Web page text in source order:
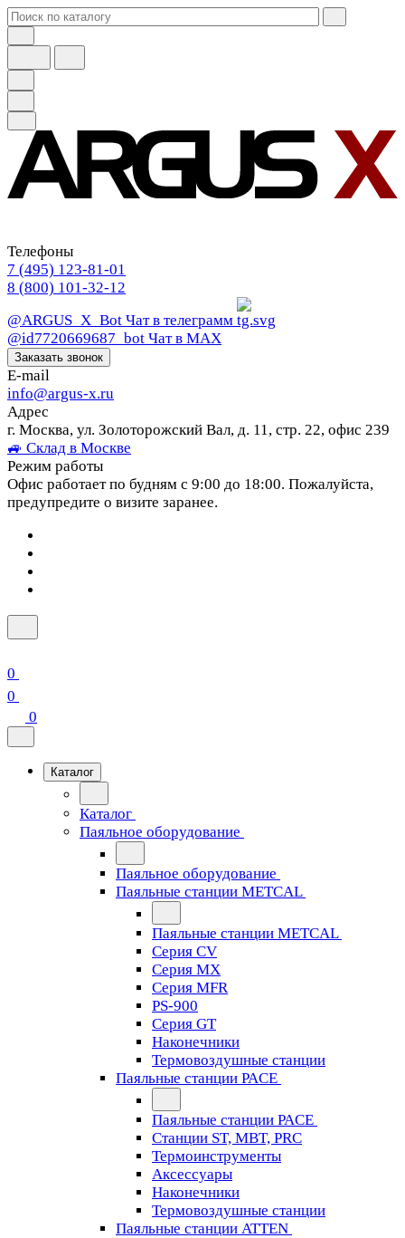
Телефоны
7 (495) 123-81-01
8 (800) 101-32-12
@ARGUS_X_Bot Чат в телеграмм
@id7720669687_bot Чат в МАХ
Заказать звонок
E-mail
info@argus-x.ru
Адрес
г. Москва, ул. Золоторожский Вал, д. 11, стр. 22, офис 239
🚙 Склад в Москве
Режим работы
Офис работает по будням с 9:00 до 18:00. Пожалуйста,
предупредите о визите заранее.
0
0
0
Каталог
Каталог
Паяльное оборудование
Паяльное оборудование
Паяльные станции METCAL
Паяльные станции METCAL
Серия CV
Серия MX
Серия MFR
PS-900
Серия GT
Наконечники
Термовоздушные станции
Паяльные станции PACE
Паяльные станции PACE
Станции ST, MBT, PRC
Термоинструменты
Аксессуары
Наконечники
Термовоздушные станции
Паяльные станции ATTEN